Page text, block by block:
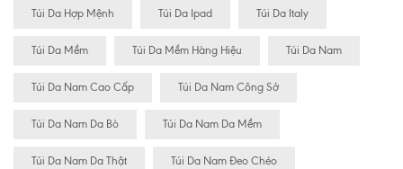
Túi Da Hợp Mệnh Túi Da Ipad Túi Da Italy
Túi Da Mềm Túi Da Mềm Hàng Hiệu Túi Da Nam
Túi Da Nam Cao Cấp Túi Da Nam Công Sở
Túi Da Nam Da Bò Túi Da Nam Da Mềm
Túi Da Nam Da Thật Túi Da Nam Đeo Chéo